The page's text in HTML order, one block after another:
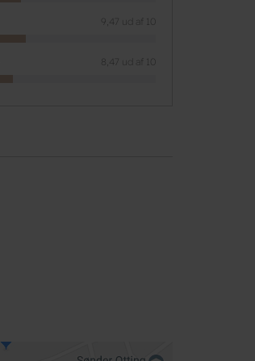
9,47 ud af 10
8,47 ud af 10